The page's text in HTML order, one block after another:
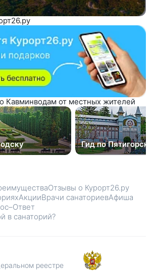
Кавминводам от местных жителей
Гид по Пятигорску
Отзывы о Курорт26.ру
АкцииВрачи санаториевАфиша
в санаторий?
реестре